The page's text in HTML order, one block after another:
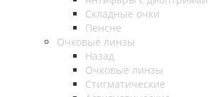
Складные очки
Пенсне
Очковые линзы
Назад
Очковые линзы
Стигматические